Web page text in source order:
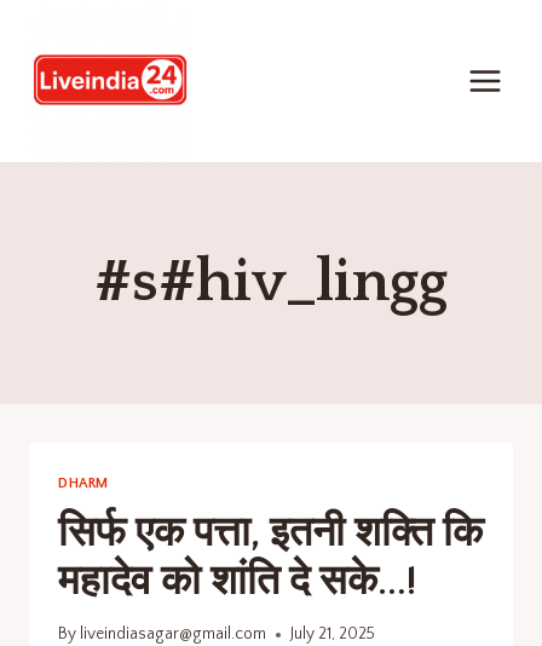
#s#hiv_lingg
DHARM
सिर्फ एक पत्ता, इतनी शक्ति कि
महादेव को शांति दे सके…!
By liveindiasagar@gmail.com July 21, 2025